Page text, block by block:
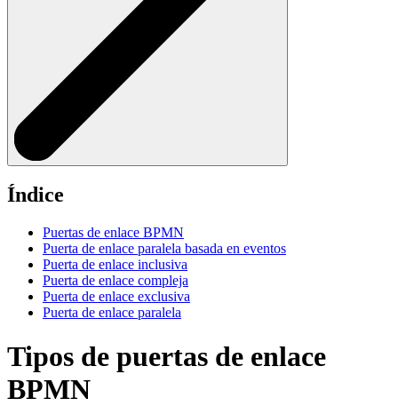
Índice
Puertas de enlace BPMN
Puerta de enlace paralela basada en eventos
Puerta de enlace inclusiva
Puerta de enlace compleja
Puerta de enlace exclusiva
Puerta de enlace paralela
Tipos de puertas de enlace
BPMN